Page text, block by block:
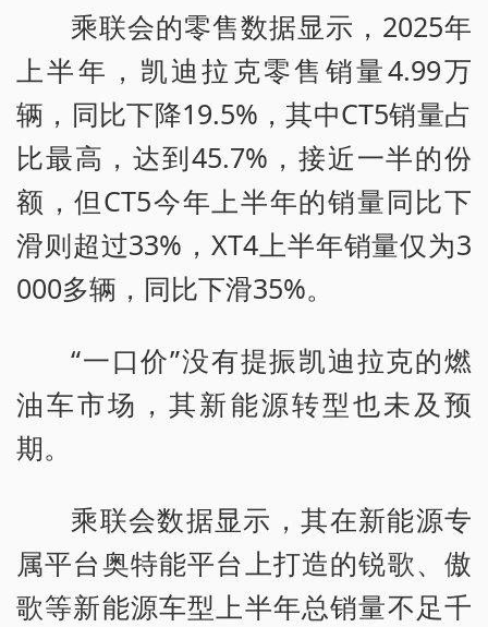
乘联会的零售数据显示，2025年
上半年，凯迪拉克零售销量4.99万
辆，同比下降19.5%，其中CT5销量占
比最高，达到45.7%，接近一半的份
额，但CT5今年上半年的销量同比下
滑则超过33%，XT4上半年销量仅为3
000多辆，同比下滑35%。
“一口价”没有提振凯迪拉克的燃
油车市场，其新能源转型也未及预
期。
乘联会数据显示，其在新能源专
属平台奥特能平台上打造的锐歌、傲
歌等新能源车型上半年总销量不足千